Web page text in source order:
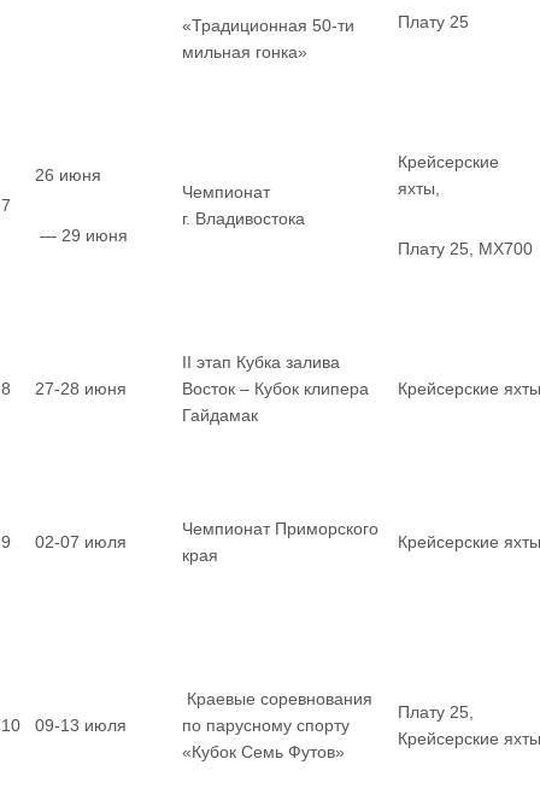
«Традиционная 50-ти
мильная гонка»
Плату 25
7
26 июня
— 29 июня
Чемпионат
г. Владивостока
Крейсерские
яхты,
Плату 25, MX700
8 27-28 июня
II этап Кубка залива
Восток – Кубок клипера
Гайдамак
Крейсерские яхты
9 02-07 июля
Чемпионат Приморского
края
Крейсерские яхты
10 09-13 июля
Краевые соревнования
по парусному спорту
«Кубок Семь Футов»
Плату 25,
Крейсерские яхты